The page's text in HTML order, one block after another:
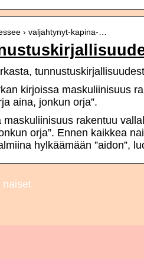
› valjahtynyt-kapina-…
kirjoissa maskuliinisuus
aina, jonkun orja”.
maskuliinisuus rakentuu
orja”. Ennen kaikkea
hylkäämään ”aidon”,
naiset